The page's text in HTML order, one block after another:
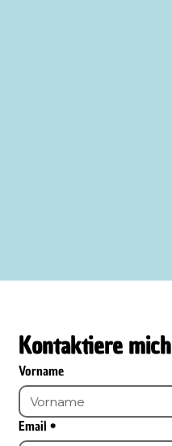
Kontaktiere mich
Vorname
Email *